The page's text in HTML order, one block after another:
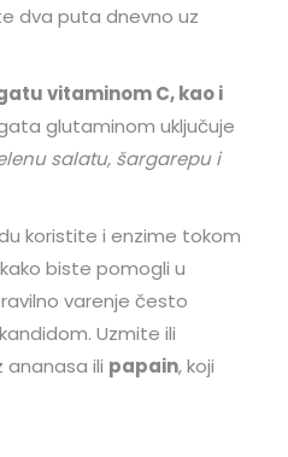
dva puta dnevno uz
vitaminom C, kao i
glutaminom uključuje
salatu, šargarepu i
koristite i enzime tokom
biste pomogli u
varenje često
Uzmite ili
ananasa ili papain, koji